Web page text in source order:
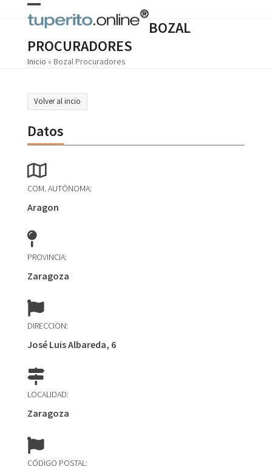
Open
mobile
menu
Close
mobile
menu
BOZAL
PROCURADORES
Inicio » Bozal Procuradores
Volver al incio
Datos
COM. AUTÓNOMA:
Aragon
PROVINCIA:
Zaragoza
DIRECCION:
José Luis Albareda, 6
LOCALIDAD:
Zaragoza
CÓDIGO POSTAL: